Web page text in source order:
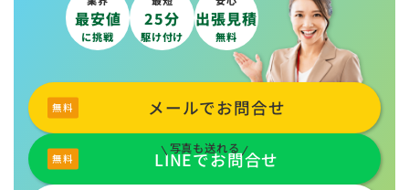
最安値
に挑戦
25分
駆け付け
出張見積
無料
メールでお問合せ
写真も送れる
LINEでお問合せ